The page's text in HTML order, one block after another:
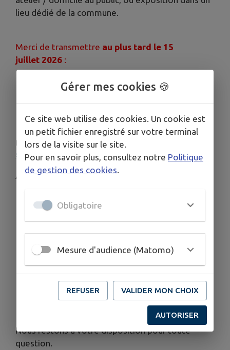
lieu dédié de la commune.
Merci de transmettre au plus tard le 15
juillet 2026 :
formulaire de participation ci-joint
complété et signé,
unecourte biographie,
quelques photosde vos réalisations.
📩 Envoi du dossier à :communication@boissy-
ssy.fr
À noter
journéesest requise.
Les artistes et artisans d’art peuvent aussi
proposer desœuvres en direct(peinture,
sculpture, graffiti…).
commune voisine / de la CCEJR, cela est
possible (sous réserve de sélection).
Nous restons à votre disposition pour toute
question.
Gérer mes cookies 🍪
Ce site web utilise des cookies. Un cookie est
un petit fichier enregistré sur votre terminal
lors de la visite sur le site.
Pour en savoir plus, consultez notre Politique
de gestion des cookies.
Obligatoire
Mesure d'audience (Matomo)
REFUSER VALIDER MON CHOIX
AUTORISER